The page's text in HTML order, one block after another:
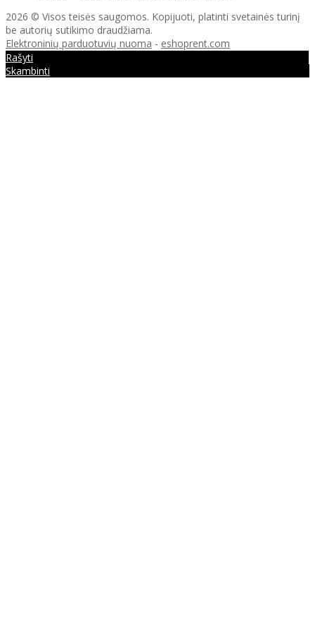
2026 © Visos teisės saugomos. Kopijuoti, platinti svetainės turinį
be autorių sutikimo draudžiama.
Elektroninių parduotuvių nuoma - eshoprent.com
Rašyti
Skambinti